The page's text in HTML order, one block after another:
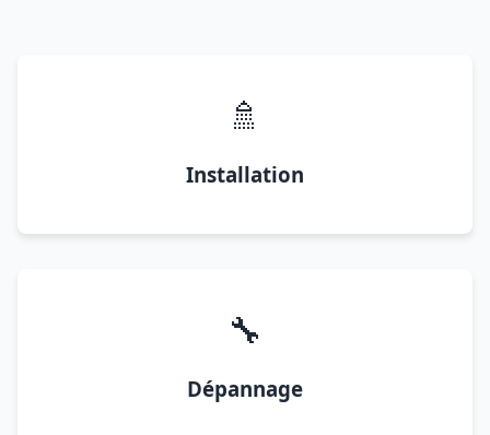
🚿
Installation
🔧
Dépannage